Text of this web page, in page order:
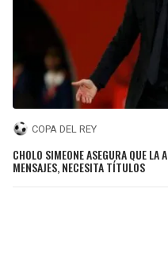
COPA DEL REY
CHOLO SIMEONE ASEGURA QUE LA
MENSAJES, NECESITA TÍTULOS